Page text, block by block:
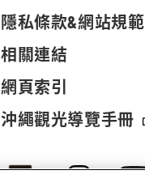
隱私條款&網站規範
相關連結
網頁索引
沖繩觀光導覽手冊